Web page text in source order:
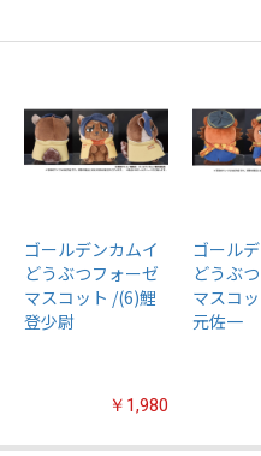
ゴールデンカムイ
どうぶつフォーゼ
マスコット /(6)鯉
登少尉
￥1,980
ゴール
どうぶ
マスコ
元佐一